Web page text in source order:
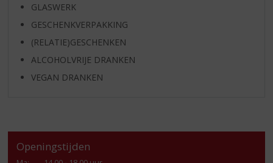
GLASWERK
GESCHENKVERPAKKING
(RELATIE)GESCHENKEN
ALCOHOLVRIJE DRANKEN
VEGAN DRANKEN
Openingstijden